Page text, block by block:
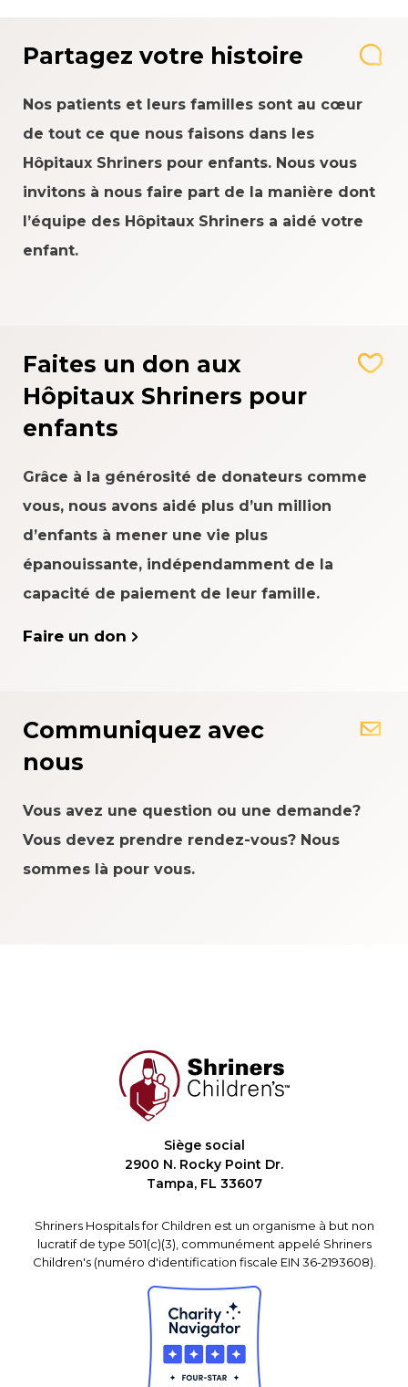
Partagez votre histoire
Nos patients et leurs familles sont au cœur
de tout ce que nous faisons dans les
Hôpitaux Shriners pour enfants. Nous vous
invitons à nous faire part de la manière dont
l’équipe des Hôpitaux Shriners a aidé votre
enfant.
Faites un don aux
Hôpitaux Shriners pour
enfants
Grâce à la générosité de donateurs comme
vous, nous avons aidé plus d’un million
d’enfants à mener une vie plus
épanouissante, indépendamment de la
capacité de paiement de leur famille.
Faire un don
Communiquez avec
nous
Vous avez une question ou une demande?
Vous devez prendre rendez-vous? Nous
sommes là pour vous.
Siège social
2900 N. Rocky Point Dr.
Tampa, FL 33607
Shriners Hospitals for Children est un organisme à but non
lucratif de type 501(c)(3), communément appelé Shriners
Children's (numéro d'identification fiscale EIN 36-2193608).